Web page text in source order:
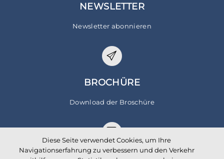
NEWSLETTER
Newsletter abonnieren
BROCHÜRE
Download der Broschüre
Diese Seite verwendet Cookies, um Ihre
Navigationserfahrung zu verbessern und den Verkehr